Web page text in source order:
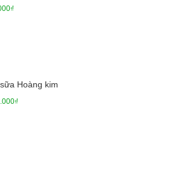
Hoàng kim